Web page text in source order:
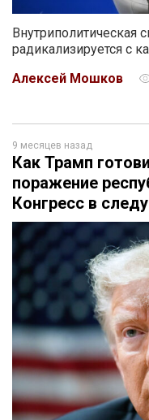
Внутриполитическая
радикализируется с
Алексей Мошков
9 месяцев назад
Как Трамп
поражение
Конгресс в